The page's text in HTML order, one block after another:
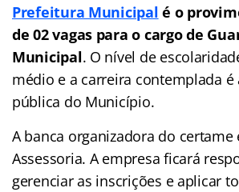
Prefeitura Municipal é o
de 02 vagas para o cargo de
Municipal. O nível de
médio e a carreira contemplada é
pública do Município.
A banca organizadora do certame
Assessoria. A empresa ficará
gerenciar as inscrições e aplicar